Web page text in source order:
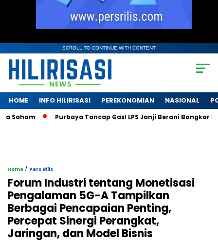
SCROLL TO CONTINUE WITH CONTENT
HOME INFO HILIRISASI PEREKONOMIAN NASIONAL
Purbaya Tancap Gas! LPS Janji Berani Bongkar Krisis
Home / Pers Rilis
Forum Industri tentang Monetisasi
Pengalaman 5G-A Tampilkan
Berbagai Pencapaian Penting,
Percepat Sinergi Perangkat,
Jaringan, dan Model Bisnis